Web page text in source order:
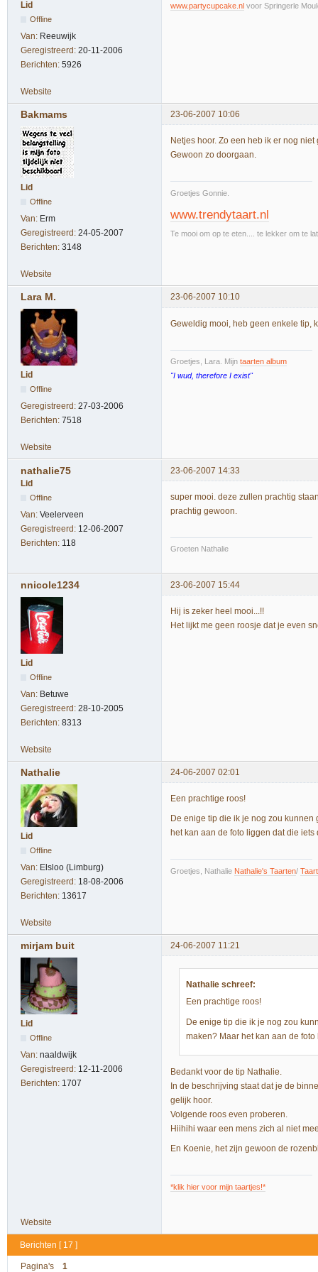
Lid
Offline
Van: Reeuwijk
Geregistreerd: 20-11-2006
Berichten: 5926
www.partycupcake.nl voor Springerle
Website
Bakmams 23-06-2007 10:06
Lid
Offline
Van: Erm
Geregistreerd: 24-05-2007
Berichten: 3148
Netjes hoor. Zo een heb ik er nog niet
Gewoon zo doorgaan.
Groetjes Gonnie.
www.trendytaart.nl
Te mooi om op te eten.... te lekker om te
Website
Lara M. 23-06-2007 10:10
Lid
Offline
Geregistreerd: 27-03-2006
Berichten: 7518
Geweldig mooi, heb geen enkele tip,
Groetjes, Lara. Mijn taarten album
"I wud, therefore I exist"
Website
nathalie75
23-06-2007 14:33
Lid
Offline
Van: Veelerveen
Geregistreerd: 12-06-2007
Berichten: 118
super mooi. deze zullen prachtig
prachtig gewoon.
Groeten Nathalie
nnicole1234 23-06-2007 15:44
Lid
Offline
Van: Betuwe
Geregistreerd: 28-10-2005
Berichten: 8313
Hij is zeker heel mooi...!!
Het lijkt me geen roosje dat je even
Website
Nathalie 24-06-2007 02:01
Lid
Offline
Van: Elsloo (Limburg)
Geregistreerd: 18-08-2006
Berichten: 13617
Een prachtige roos!
De enige tip die ik je nog zou
het kan aan de foto liggen dat die iets
Groetjes, Nathalie Nathalie's Taarten/
Website
mirjam buit 24-06-2007 11:21
Lid
Offline
Van: naaldwijk
Geregistreerd: 12-11-2006
Berichten: 1707
Nathalie schreef:
Een prachtige roos!
De enige tip die ik je nog zou
maken? Maar het kan aan de
Bedankt voor de tip Nathalie.
In de beschrijving staat dat je de
gelijk hoor.
Volgende roos even proberen.
Hiihihi waar een mens zich al niet
En Koenie, het zijn gewoon de
*klik hier voor mijn taartjes!*
Website
Berichten [ 17 ]
Pagina's 1